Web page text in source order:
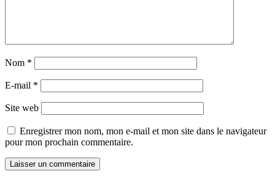
Nom *
E-mail *
Site web
Enregistrer mon nom, mon e-mail et mon site dans le navigateur
pour mon prochain commentaire.